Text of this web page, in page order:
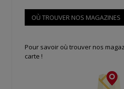
OÙ TROUVER NOS MAGAZINES
Pour savoir où trouver nos
carte !